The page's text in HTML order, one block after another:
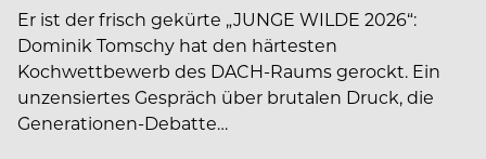
Er ist der frisch gekürte „JUNGE WILDE 2026“:
Dominik Tomschy hat den härtesten
Kochwettbewerb des DACH-Raums gerockt. Ein
unzensiertes Gespräch über brutalen Druck, die
Generationen-Debatte…